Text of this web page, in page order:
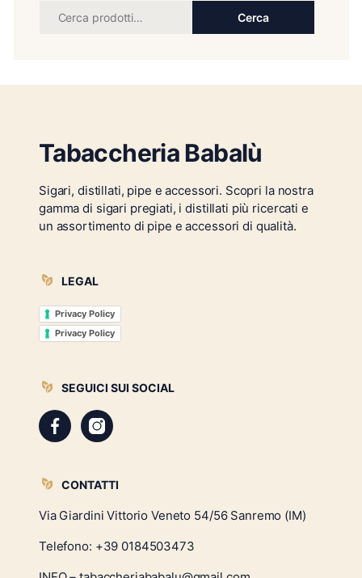
Cerca
Tabaccheria Babalù
Sigari, distillati, pipe e accessori. Scopri la nostra
gamma di sigari pregiati, i distillati più ricercati e
un assortimento di pipe e accessori di qualità.
LEGAL
Privacy Policy
Privacy Policy
SEGUICI SUI SOCIAL
CONTATTI
Via Giardini Vittorio Veneto 54/56 Sanremo (IM)
Telefono: +39 0184503473